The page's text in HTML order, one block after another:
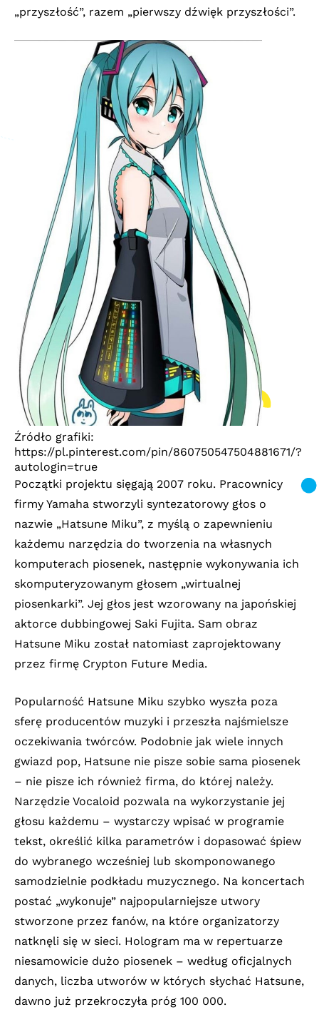
„przyszłość”, razem „pierwszy dźwięk przyszłości”.
Źródło grafiki:
https://pl.pinterest.com/pin/860750547504881671/?
autologin=true
Początki projektu sięgają 2007 roku. Pracownicy
firmy Yamaha stworzyli syntezatorowy głos o
nazwie „Hatsune Miku”, z myślą o zapewnieniu
każdemu narzędzia do tworzenia na własnych
komputerach piosenek, następnie wykonywania ich
skomputeryzowanym głosem „wirtualnej
piosenkarki”. Jej głos jest wzorowany na japońskiej
aktorce dubbingowej Saki Fujita. Sam obraz
Hatsune Miku został natomiast zaprojektowany
przez firmę Crypton Future Media.
Popularność Hatsune Miku szybko wyszła poza
sferę producentów muzyki i przeszła najśmielsze
oczekiwania twórców. Podobnie jak wiele innych
gwiazd pop, Hatsune nie pisze sobie sama piosenek
– nie pisze ich również firma, do której należy.
Narzędzie Vocaloid pozwala na wykorzystanie jej
głosu każdemu – wystarczy wpisać w programie
tekst, określić kilka parametrów i dopasować śpiew
do wybranego wcześniej lub skomponowanego
samodzielnie podkładu muzycznego. Na koncertach
postać „wykonuje” najpopularniejsze utwory
stworzone przez fanów, na które organizatorzy
natknęli się w sieci. Hologram ma w repertuarze
niesamowicie dużo piosenek – według oficjalnych
danych, liczba utworów w których słychać Hatsune,
dawno już przekroczyła próg 100 000.